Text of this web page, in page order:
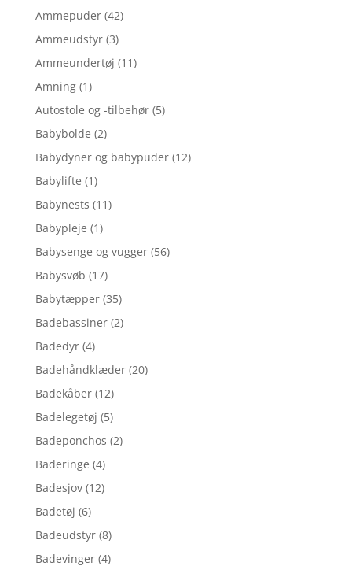
Ammepuder (42)
Ammeudstyr (3)
Ammeundertøj (11)
Amning (1)
Autostole og -tilbehør (5)
Babybolde (2)
Babydyner og babypuder (12)
Babylifte (1)
Babynests (11)
Babypleje (1)
Babysenge og vugger (56)
Babysvøb (17)
Babytæpper (35)
Badebassiner (2)
Badedyr (4)
Badehåndklæder (20)
Badekåber (12)
Badelegetøj (5)
Badeponchos (2)
Baderinge (4)
Badesjov (12)
Badetøj (6)
Badeudstyr (8)
Badevinger (4)